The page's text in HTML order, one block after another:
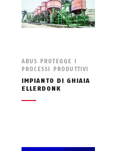
ABUS PROTEGGE I
PROCESSI PRODUTTIVI
IMPIANTO DI GHIAIA
ELLERDONK